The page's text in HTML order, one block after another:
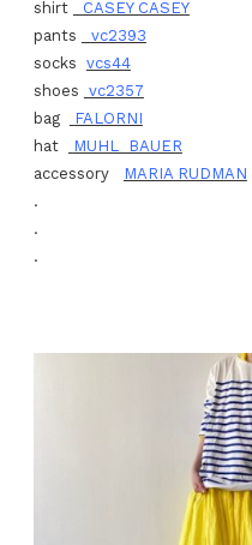
shirt
CASEY CASEY
pants
vc2393
socks vcs44
shoes vc2357
bag
FALORNI
hat
MUHL BAUER
accessory
MARIA RUDMAN
.
.
.